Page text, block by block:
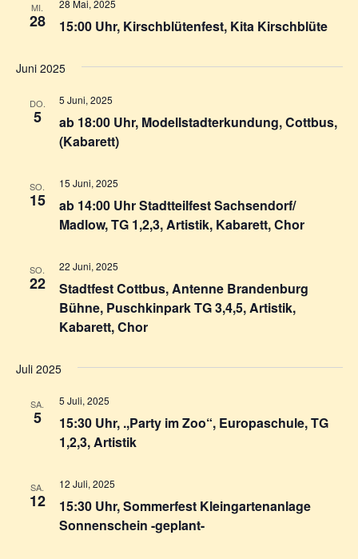
MI.
28 15:00 Uhr, Kirschblütenfest, Kita Kirschblüte
28 Mai, 2025
Juni 2025
DO.
5
ab 18:00 Uhr, Modellstadterkundung, Cottbus,
(Kabarett)
5 Juni, 2025
SO.
15
ab 14:00 Uhr Stadtteilfest Sachsendorf/
Madlow, TG 1,2,3, Artistik, Kabarett, Chor
15 Juni, 2025
SO.
22
Stadtfest Cottbus, Antenne Brandenburg
Bühne, Puschkinpark TG 3,4,5, Artistik,
Kabarett, Chor
22 Juni, 2025
Juli 2025
SA.
5
15:30 Uhr, .,Party im Zoo“, Europaschule, TG
1,2,3, Artistik
5 Juli, 2025
SA.
12
15:30 Uhr, Sommerfest Kleingartenanlage
Sonnenschein -geplant-
12 Juli, 2025